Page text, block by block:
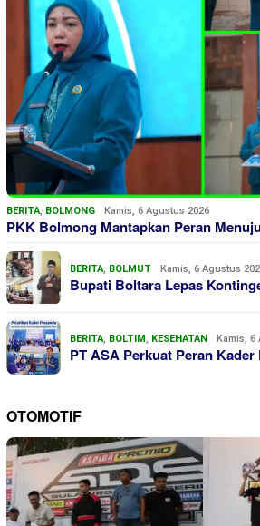
BERITA, BOLMONG Kamis, 6 Agustus 2026
PKK Bolmong Mantapkan Peran
BERITA, BOLMUT Kamis, 6 Agustus
Bupati Boltara Lepas
BERITA, BOLTIM, KESEHATAN Kamis, 6
PT ASA Perkuat Peran
OTOMOTIF